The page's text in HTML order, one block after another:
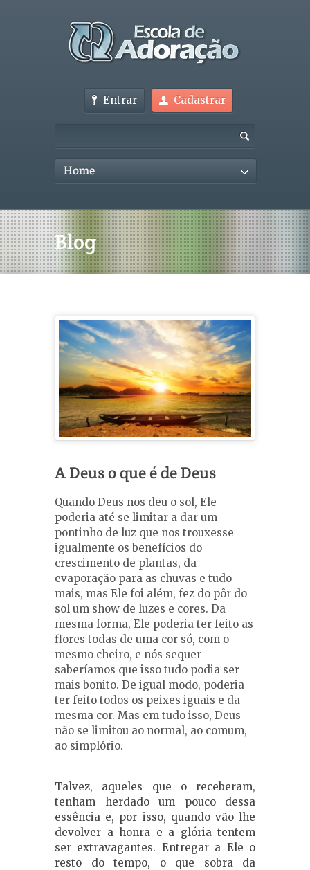
Entrar Cadastrar
Home
Blog
A Deus o que é de Deus
Quando Deus nos deu o sol, Ele
poderia até se limitar a dar um
pontinho de luz que nos trouxesse
igualmente os benefícios do
crescimento de plantas, da
evaporação para as chuvas e tudo
mais, mas Ele foi além, fez do pôr do
sol um show de luzes e cores. Da
mesma forma, Ele poderia ter feito as
flores todas de uma cor só, com o
mesmo cheiro, e nós sequer
saberíamos que isso tudo podia ser
mais bonito. De igual modo, poderia
ter feito todos os peixes iguais e da
mesma cor. Mas em tudo isso, Deus
não se limitou ao normal, ao comum,
ao simplório.
Talvez, aqueles que o receberam,
tenham herdado um pouco dessa
essência e, por isso, quando vão lhe
devolver a honra e a glória tentem
ser extravagantes. Entregar a Ele o
resto do tempo, o que sobra da